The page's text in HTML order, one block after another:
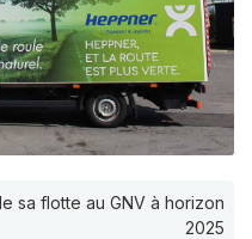
sa flotte au GNV à horizon
2025